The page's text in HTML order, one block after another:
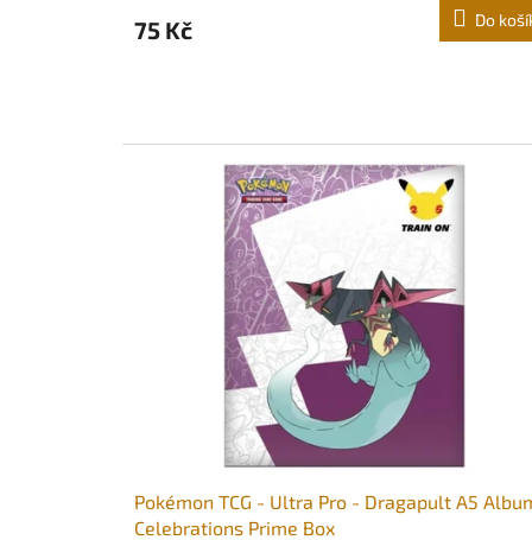
75 Kč Do
Pokémon TCG - Ultra Pro - Dragapult A5
Celebrations Prime Box